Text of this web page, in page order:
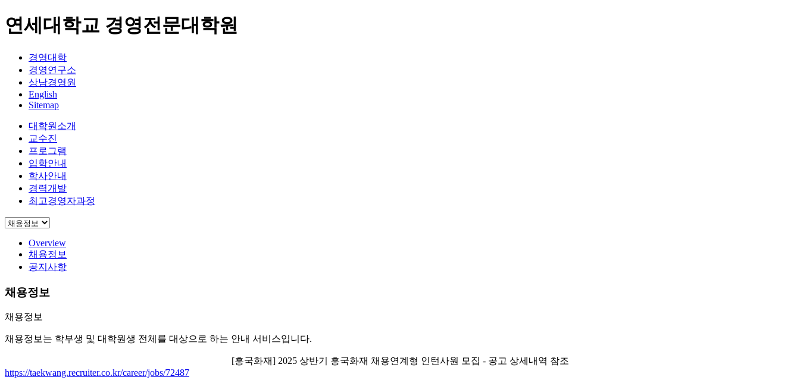
연세대학교 경영전문대학원
경영대학
경영연구소
상남경영원
English
Sitemap
대학원소개
교수진
프로그램
입학안내
학사안내
경력개발
최고경영자과정
Overview
채용정보
공지사항
채용정보
채용정보
채용정보는 학부생 및 대학원생 전체를 대상으로 하는 안내 서비스입니다.
[흥국화재] 2025 상반기 흥국화재 채용연계형 인턴사원 모집 - 공고 상세내역 참조
https://taekwang.recruiter.co.kr/career/jobs/72487